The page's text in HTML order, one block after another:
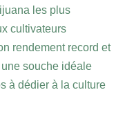
les plus
cultivateurs
rendement record et
souche idéale
à dédier à la culture